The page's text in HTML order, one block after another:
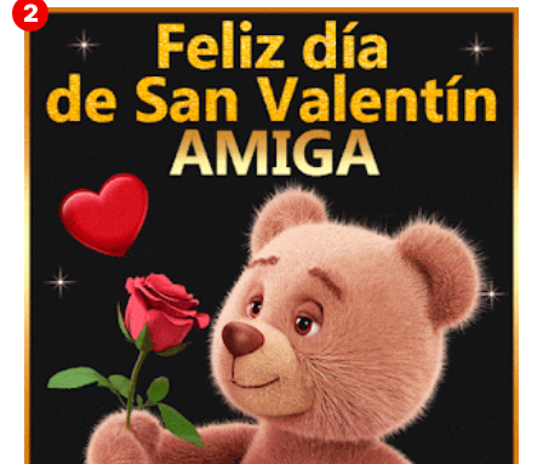
🎁 Imágenes Gif Personalizadas con Nombres para
San Valentín 2026 💘